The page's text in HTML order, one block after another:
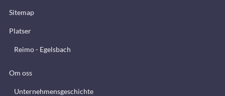
Sitemap
Platser
Reimo - Egelsbach
Om oss
Unternehmensgeschichte